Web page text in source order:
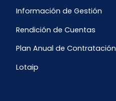
Información de Gestión
Rendición de Cuentas
Plan Anual de Contratación
Lotaip